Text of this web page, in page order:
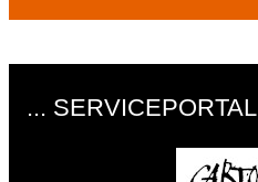
... SERVICEPORTAL